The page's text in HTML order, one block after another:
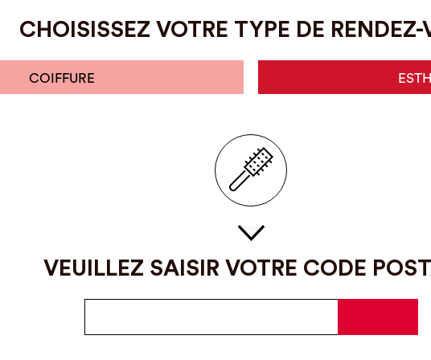
CHOISISSEZ VOTRE TYPE DE RENDEZ-
COIFFURE
VEUILLEZ SAISIR VOTRE CODE